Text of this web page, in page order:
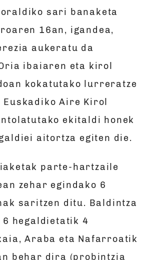
sari banaketa
16an, igandea,
aukeratu da
ibaiaren eta kirol
kokatutako lurreratze
Aire Kirol
ekitaldi honek
aitortza egiten die.
parte-hartzaile
zehar egindako 6
saritzen ditu. Baldintza
6 hegaldietatik 4
Araba eta Nafarroatik
behar dira (probintzia